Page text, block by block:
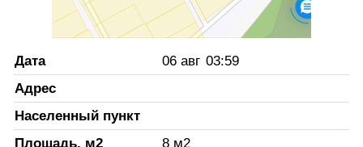
Дата 06 авг 03:59
Адрес
Населенный пункт
Площадь, м2
8 м2